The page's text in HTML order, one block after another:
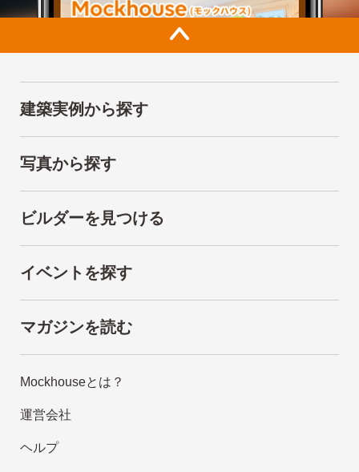
建築実例から探す
写真から探す
ビルダーを見つける
イベントを探す
マガジンを読む
Mockhouseとは？
運営会社
ヘルプ